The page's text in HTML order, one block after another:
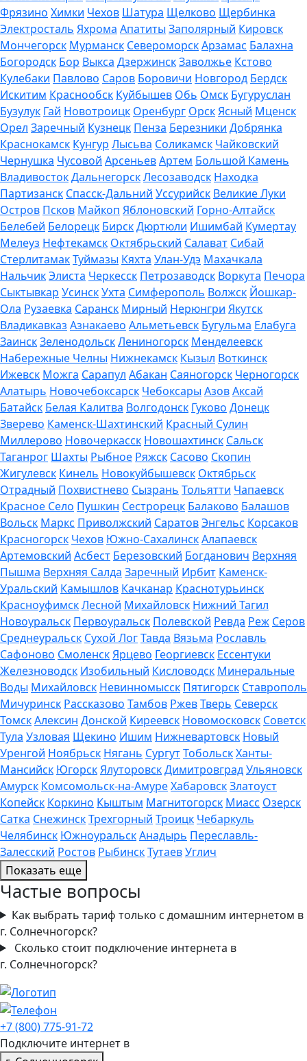
Фрязино Химки Чехов Шатура Щелково Щербинка
Электросталь Яхрома Апатиты Заполярный Кировск
Мончегорск Мурманск СевероморскАрзамас Балахна
Богородск Бор Выкса ДзержинскЗаволжье Кстово
Кулебаки Павлово Саров Боровичи Новгород Бердск
Искитим Краснообск Куйбышев Обь Омск Бугуруслан
Бузулук Гай Новотроицк Оренбург ОрскЯсный Мценск
Орел Заречный Кузнецк Пенза Березники Добрянка
Краснокамск Кунгур Лысьва Соликамск Чайковский
Чернушка Чусовой АрсеньевАртем Большой Камень
ВладивостокДальнегорскЛесозаводск Находка
Партизанск Спасск-Дальний Уссурийск Великие Луки
Остров Псков Майкоп Яблоновский Горно-Алтайск
Белебей Белорецк БирскДюртюли Ишимбай Кумертау
Мелеуз Нефтекамск Октябрьский Салават Сибай
СтерлитамакТуймазы Кяхта Улан-Удэ Махачкала
НальчикЭлиста Черкесск Петрозаводск Воркута Печора
Сыктывкар УсинскУхта Симферополь Волжск Йошкар-
Ола Рузаевка Саранск Мирный Нерюнгри Якутск
Владикавказ Азнакаево Альметьевск Бугульма Елабуга
ЗаинскЗеленодольскЛениногорск Менделеевск
Набережные Челны Нижнекамск Кызыл Воткинск
Ижевск Можга Сарапул Абакан Саяногорск Черногорск
Алатырь Новочебоксарск Чебоксары АзовАксай
Батайск Белая Калитва Волгодонск Гуково Донецк
Зверево Каменск-Шахтинский Красный Сулин
Миллерово Новочеркасск Новошахтинск Сальск
Таганрог Шахты Рыбное Ряжск Сасово Скопин
Жигулевск Кинель Новокуйбышевск Октябрьск
Отрадный Похвистнево Сызрань Тольятти Чапаевск
Красное Село Пушкин Сестрорецк Балаково Балашов
Вольск Маркс Приволжский СаратовЭнгельс Корсаков
Красногорск Чехов Южно-СахалинскАлапаевск
Артемовский Асбест Березовский Богданович Верхняя
Пышма Верхняя Салда Заречный Ирбит Каменск-
Уральский Камышлов Качканар Краснотурьинск
КрасноуфимскЛесной Михайловск Нижний Тагил
Новоуральск Первоуральск Полевской Ревда Реж Серов
Среднеуральск Сухой ЛогТавда Вязьма Рославль
Сафоново СмоленскЯрцево Георгиевск Ессентуки
Железноводск Изобильный Кисловодск Минеральные
Воды Михайловск Невинномысск Пятигорск Ставрополь
Мичуринск Рассказово Тамбов РжевТверь Северск
ТомскАлексин Донской Киреевск Новомосковск Советск
Тула Узловая Щекино Ишим Нижневартовск Новый
Уренгой Ноябрьск Нягань СургутТобольскХанты-
Мансийск ЮгорскЯлуторовскДимитровградУльяновск
Амурск Комсомольск-на-АмуреХабаровскЗлатоуст
Копейск Коркино Кыштым Магнитогорск Миасс Озерск
Сатка СнежинскТрехгорный Троицк Чебаркуль
Челябинск ЮжноуральскАнадырь Переславль-
Залесский Ростов РыбинскТутаевУглич
Показать еще
Частые вопросы
Как выбрать тариф только с домашним интернетом в
г. Солнечногорск?
Сколько стоит подключение интернета в
г. Солнечногорск?
+7 (800) 775-91-72
Подключите интернет в